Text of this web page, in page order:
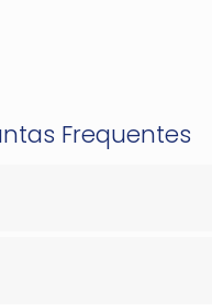
Frequentes